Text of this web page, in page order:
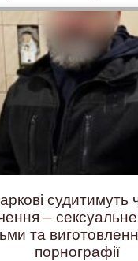
судитимуть
–
та
порнографії